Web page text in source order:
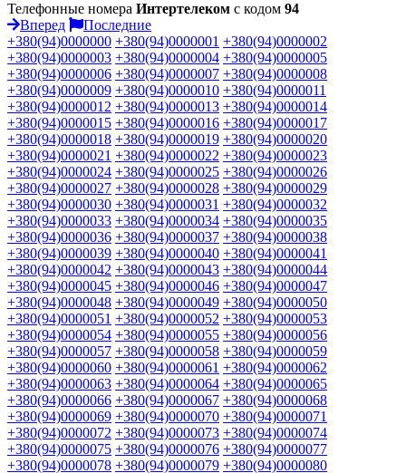
Телефонные номера Интертелеком с кодом 94
Вперед
Последние
+380(94)0000000 +380(94)0000001 +380(94)0000002
+380(94)0000003 +380(94)0000004 +380(94)0000005
+380(94)0000006 +380(94)0000007 +380(94)0000008
+380(94)0000009 +380(94)0000010 +380(94)0000011
+380(94)0000012 +380(94)0000013 +380(94)0000014
+380(94)0000015 +380(94)0000016 +380(94)0000017
+380(94)0000018 +380(94)0000019 +380(94)0000020
+380(94)0000021 +380(94)0000022 +380(94)0000023
+380(94)0000024 +380(94)0000025 +380(94)0000026
+380(94)0000027 +380(94)0000028 +380(94)0000029
+380(94)0000030 +380(94)0000031 +380(94)0000032
+380(94)0000033 +380(94)0000034 +380(94)0000035
+380(94)0000036 +380(94)0000037 +380(94)0000038
+380(94)0000039 +380(94)0000040 +380(94)0000041
+380(94)0000042 +380(94)0000043 +380(94)0000044
+380(94)0000045 +380(94)0000046 +380(94)0000047
+380(94)0000048 +380(94)0000049 +380(94)0000050
+380(94)0000051 +380(94)0000052 +380(94)0000053
+380(94)0000054 +380(94)0000055 +380(94)0000056
+380(94)0000057 +380(94)0000058 +380(94)0000059
+380(94)0000060 +380(94)0000061 +380(94)0000062
+380(94)0000063 +380(94)0000064 +380(94)0000065
+380(94)0000066 +380(94)0000067 +380(94)0000068
+380(94)0000069 +380(94)0000070 +380(94)0000071
+380(94)0000072 +380(94)0000073 +380(94)0000074
+380(94)0000075 +380(94)0000076 +380(94)0000077
+380(94)0000078 +380(94)0000079 +380(94)0000080